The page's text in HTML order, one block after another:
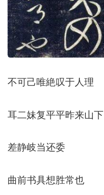
不可己唯絶叹于人理
耳二妹复平平昨来山下
差静岐当还委
曲前书具想胜常也